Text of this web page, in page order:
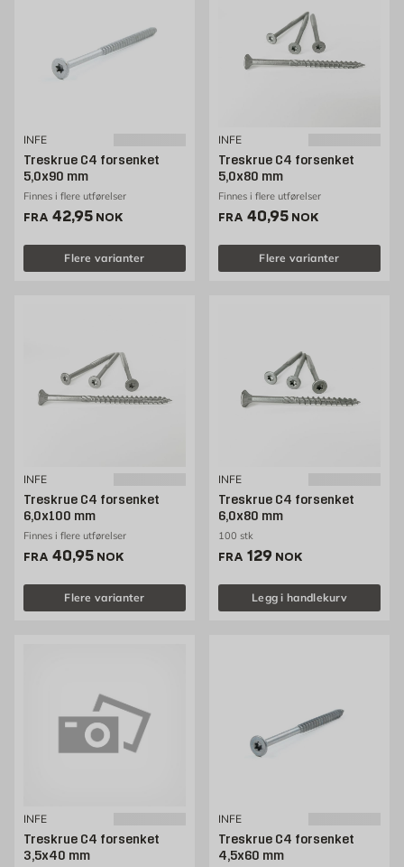
INFE
Treskrue C4 forsenket
5,0x90 mm
Finnes i flere utførelser
FRA Pris 42.95 NOK /stk
42,95 NOK
Flere varianter
INFE
Treskrue C4 forsenket
5,0x80 mm
Finnes i flere utførelser
FRA Pris 40.95 NOK /stk
40,95 NOK
Flere varianter
INFE
Treskrue C4 forsenket
6,0x100 mm
Finnes i flere utførelser
FRA Pris 40.95 NOK /stk
40,95 NOK
Flere varianter
INFE
Treskrue C4 forsenket
6,0x80 mm
100 stk
FRA Pris 129 NOK /stk
129 NOK
Legg i handlekurv
INFE
Treskrue C4 forsenket
3,5x40 mm
INFE
Treskrue C4 forsenket
4,5x60 mm